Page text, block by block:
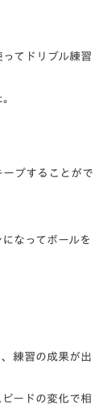
てドリブル練習
プすることがで
なってボールを
練習の成果が出
ードの変化で相